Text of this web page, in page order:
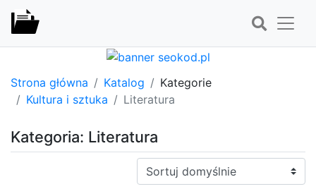
Strona główna Katalog
Kategorie
Kultura i sztuka
Literatura
Kategoria: Literatura
Sortuj: